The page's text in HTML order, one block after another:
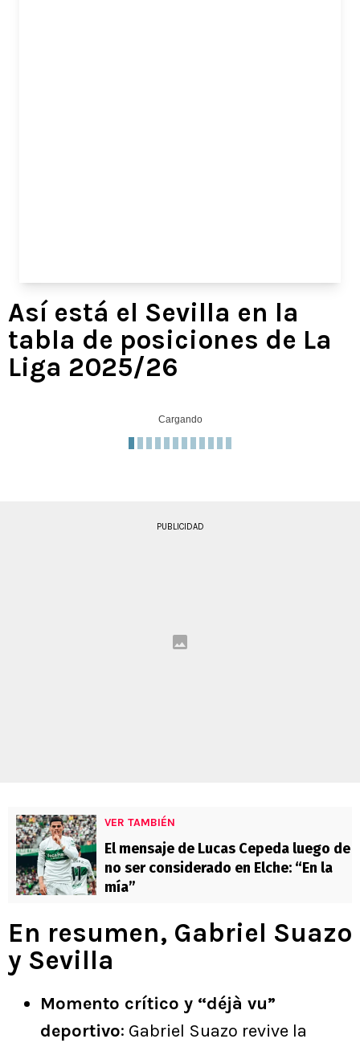
Así está el Sevilla en la
tabla de posiciones de La
Liga 2025/26
Cargando
PUBLICIDAD
VER TAMBIÉN
El mensaje de Lucas Cepeda luego de
no ser considerado en Elche: “En la
mía”
En resumen, Gabriel Suazo
y Sevilla
Momento crítico y “déjà vu”
deportivo: Gabriel Suazo revive la